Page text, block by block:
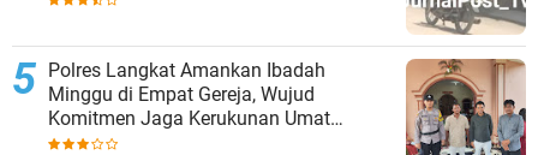
Polres Langkat Amankan Ibadah
Minggu di Empat Gereja, Wujud
Komitmen Jaga Kerukunan Umat
Beragama.